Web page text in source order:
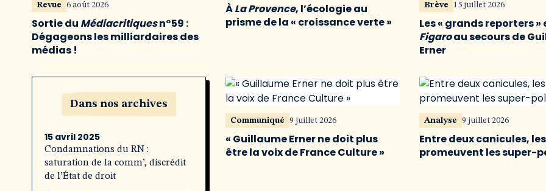
Revue 6 août 2026
Sortie du Médiacritiquesn°59 :
Dégageons les milliardaires des
médias !
ÀLa Provence, l’écologie au
prisme de la « croissance verte »
Brève 15 juillet 2026
Les « grands reporters »
Figaroau secours de
Erner
Dans nos archives
15 avril 2025
Condamnations du RN :
saturation de la comm’, discrédit
de l’État de droit
Communiqué 9 juillet 2026
« Guillaume Erner ne doit plus
être la voix de France Culture »
Analyse 9 juillet 2026
Entre deux canicules,
promeuvent les super-